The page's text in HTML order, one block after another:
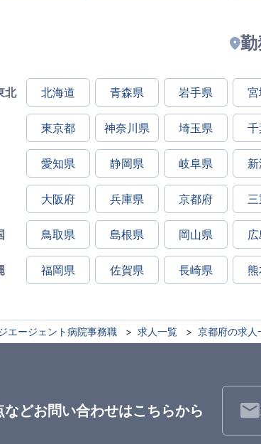
北 北海道 青森県 岩手県
東京都 神奈川県 埼玉県
愛知県 静岡県 岐阜県
大阪府 兵庫県 京都府
鳥取県 島根県 岡山県
福岡県 佐賀県 長崎県
エージェント病院事務職 求人一覧 京都府の求人
などお問い合わせはこちらから